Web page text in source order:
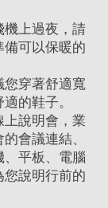
機上過夜，請
可以保暖的
穿著舒適寬
的鞋子。
上說明會，業
會議連結、
、平板、電腦
您說明行前的